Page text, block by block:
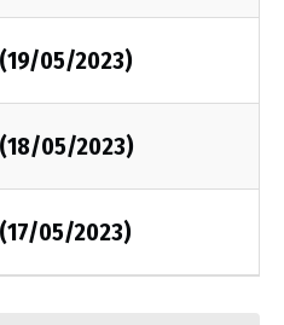
05/2023)
05/2023)
05/2023)